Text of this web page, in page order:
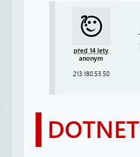
před 14 lety
anonym
213.180.53.50